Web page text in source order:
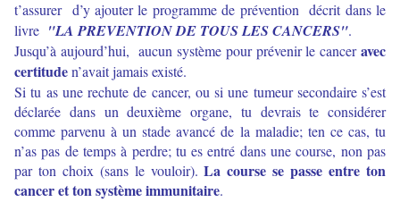
t’assurer d’y ajouter le programme de prévention décrit dans le
livre "LA PREVENTION DE TOUS LES CANCERS".
Jusqu’à aujourd’hui, aucun système pour prévenir le canceravec
certituden’avait jamais existé.
Si tu as une rechute de cancer, ou si une tumeur secondaire s’est
déclarée dans un deuxième organe, tu devrais te considérer
comme parvenu à un stade avancé de la maladie; ten ce cas, tu
n’as pas de temps à perdre; tu es entré dans une course, non pas
par ton choix (sans le vouloir).La course se passe entre ton
cancer et ton système immunitaire.